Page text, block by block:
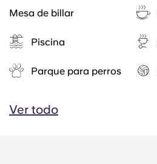
Mesa de billar
Piscina
Parque para perros
Ver todo